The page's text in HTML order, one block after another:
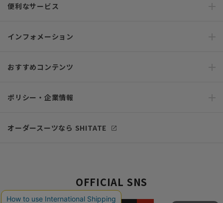
便利なサービス
インフォメーション
おすすめコンテンツ
ポリシー・企業情報
オーダースーツなら SHITATE
OFFICIAL SNS